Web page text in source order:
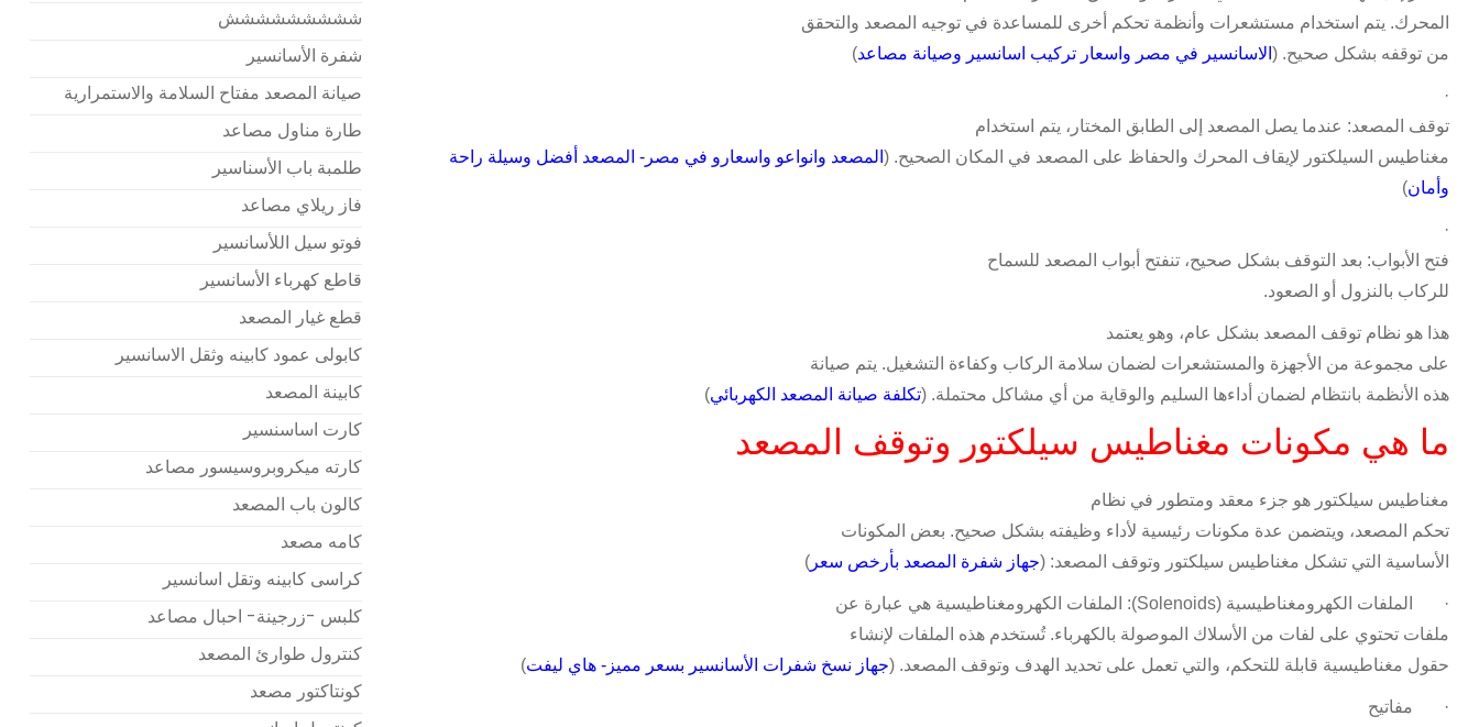
ششششششششش
شفرة الأسانسير
صيانة المصعد مفتاح السلامة والاستمرارية
طارة مناول مصاعد
طلمبة باب الأسناسير
فاز ريلاي مصاعد
فوتو سيل اللأسانسير
قاطع كهرباء الأسانسير
قطع غيار المصعد
كابولى عمود كابينه وثقل الاسانسير
كابينة المصعد
كارت اساسنسير
كارته ميكروبروسيسور مصاعد
كالون باب المصعد
كامه مصعد
كراسى كابينه وتقل اسانسير
كلبس -زرجينة- احبال مصاعد
كنترول طوارئ المصعد
كونتاكتور مصعد
المحرك. يتم استخدام مستشعرات وأنظمة تحكم أخرى للمساعدة في توجيه المصعد والتحقق
من توقفه بشكل صحيح. (الاسانسير في مصر واسعار تركيب اسانسير وصيانة مصاعد)
·
توقف المصعد: عندما يصل المصعد إلى الطابق المختار، يتم استخدام
مغناطيس السيلكتور لإيقاف المحرك والحفاظ على المصعد في المكان الصحيح. (المصعد وانواعو واسعارو في مصر- المصعد أفضل وسيلة راحة
وأمان)
·
فتح الأبواب: بعد التوقف بشكل صحيح، تنفتح أبواب المصعد للسماح
للركاب بالنزول أو الصعود.
هذا هو نظام توقف المصعد بشكل عام، وهو يعتمد
على مجموعة من الأجهزة والمستشعرات لضمان سلامة الركاب وكفاءة التشغيل. يتم صيانة
هذه الأنظمة بانتظام لضمان أداءها السليم والوقاية من أي مشاكل محتملة. (تكلفة صيانة المصعد الكهربائي)
ما هي مكونات مغناطيس سيلكتور وتوقف المصعد
مغناطيس سيلكتور هو جزء معقد ومتطور في نظام
تحكم المصعد، ويتضمن عدة مكونات رئيسية لأداء وظيفته بشكل صحيح. بعض المكونات
الأساسية التي تشكل مغناطيس سيلكتور وتوقف المصعد: (جهاز شفرة المصعد بأرخص سعر )
· الملفات الكهرومغناطيسية (Solenoids):
الملفات الكهرومغناطيسية هي عبارة عن
ملفات تحتوي على لفات من الأسلاك الموصولة بالكهرباء. تُستخدم هذه الملفات لإنشاء
حقول مغناطيسية قابلة للتحكم، والتي تعمل على تحديد الهدف وتوقف المصعد. (جهاز نسخ شفرات الأسانسير بسعر مميز- هاي ليفت)
·
مفاتيح